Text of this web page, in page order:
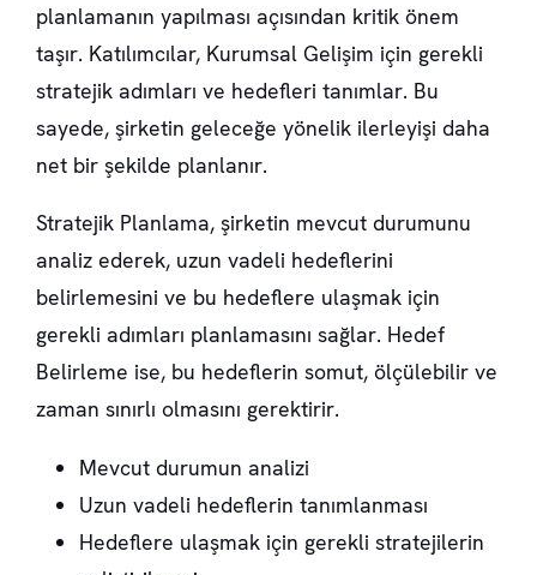
planlamanın yapılması açısından kritik önem
taşır. Katılımcılar, Kurumsal Gelişim için gerekli
stratejik adımları ve hedefleri tanımlar. Bu
sayede, şirketin geleceğe yönelik ilerleyişi daha
net bir şekilde planlanır.
Stratejik Planlama, şirketin mevcut durumunu
analiz ederek, uzun vadeli hedeflerini
belirlemesini ve bu hedeflere ulaşmak için
gerekli adımları planlamasını sağlar. Hedef
Belirleme ise, bu hedeflerin somut, ölçülebilir ve
zaman sınırlı olmasını gerektirir.
Mevcut durumun analizi
Uzun vadeli hedeflerin tanımlanması
Hedeflere ulaşmak için gerekli stratejilerin